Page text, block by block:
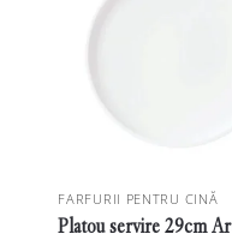
FARFURII PENTRU CINĂ
Platou servire 29cm